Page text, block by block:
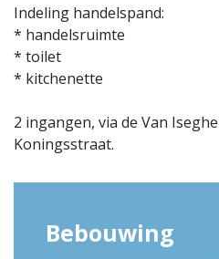
Indeling handelspand:
* handelsruimte
* toilet
* kitchenette
2 ingangen, via de Van
Koningsstraat.
Bebouwing